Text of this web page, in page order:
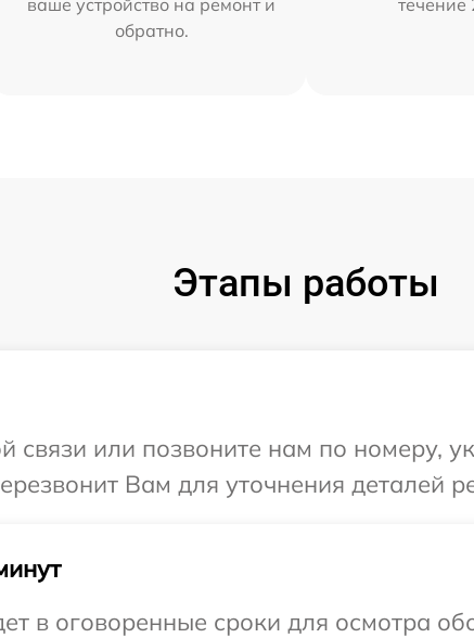
ваше устройство на ремонт и
обратно.
течение
Этапы работы
связи или позвоните нам по номеру,
Вам для уточнения деталей
в оговоренные сроки для осмотра